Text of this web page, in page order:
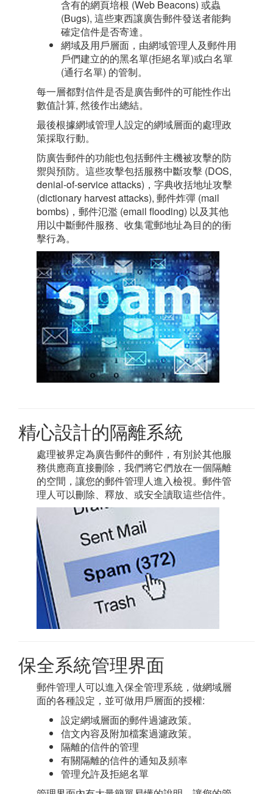
含有的網頁培根 (Web Beacons) 或蟲
(Bugs), 這些東西讓廣告郵件發送者能夠
確定信件是否寄達。
網域及用戶層面，由網域管理人及郵件用
戶們建立的的黑名單(拒絕名單)或白名單
(通行名單) 的管制。
每一層都對信件是否是廣告郵件的可能性作出
數值計算, 然後作出總結。
最後根據網域管理人設定的網域層面的處理政
策採取行動。
防廣告郵件的功能也包括郵件主機被攻擊的防
禦與預防。這些攻擊包括服務中斷攻擊 (DOS,
denial-of-service attacks)，字典收括地址攻擊
(dictionary harvest attacks), 郵件炸彈 (mail
bombs)，郵件氾濫 (email flooding) 以及其他
用以中斷郵件服務、收集電郵地址為目的的衝
擊行為。
精心設計的隔離系統
處理被界定為廣告郵件的郵件，有別於其他服
務供應商直接刪除，我們將它們放在一個隔離
的空間，讓您的郵件管理人進入檢視。郵件管
理人可以刪除、釋放、或安全讀取這些信件。
保全系統管理界面
郵件管理人可以進入保全管理系統，做網域層
面的各種設定，並可做用戶層面的授權:
設定網域層面的郵件過濾政策。
信文內容及附加檔案過濾政策。
隔離的信件的管理
有關隔離的信件的通知及頻率
管理允許及拒絕名單